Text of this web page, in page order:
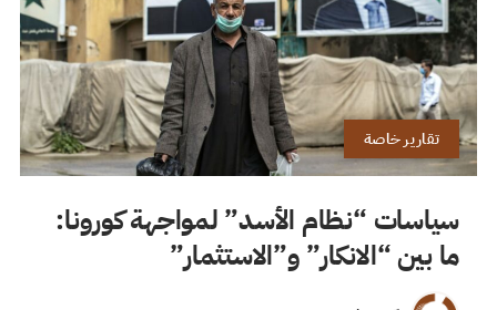
تقارير خاصة
سياسات “نظام الأسد” لمواجهة كورونا:
ما بين “الانكار” و”الاستثمار”